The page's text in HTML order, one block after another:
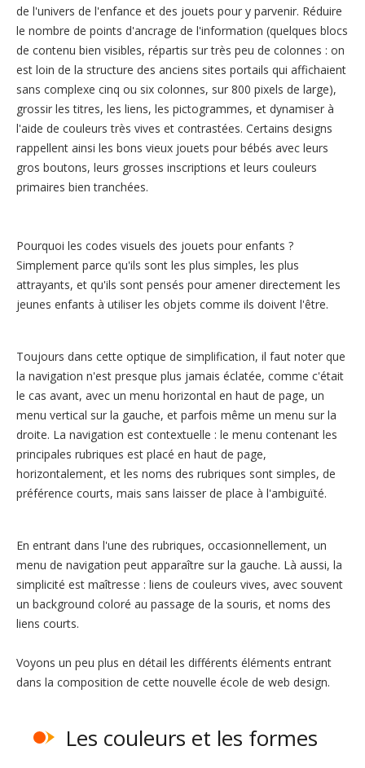
de l'univers de l'enfance et des jouets pour y parvenir. Réduire
le nombre de points d'ancrage de l'information (quelques blocs
de contenu bien visibles, répartis sur très peu de colonnes : on
est loin de la structure des anciens sites portails qui affichaient
sans complexe cinq ou six colonnes, sur 800 pixels de large),
grossir les titres, les liens, les pictogrammes, et dynamiser à
l'aide de couleurs très vives et contrastées. Certains designs
rappellent ainsi les bons vieux jouets pour bébés avec leurs
gros boutons, leurs grosses inscriptions et leurs couleurs
primaires bien tranchées.
Pourquoi les codes visuels des jouets pour enfants ?
Simplement parce qu'ils sont les plus simples, les plus
attrayants, et qu'ils sont pensés pour amener directement les
jeunes enfants à utiliser les objets comme ils doivent l'être.
Toujours dans cette optique de simplification, il faut noter que
la navigation n'est presque plus jamais éclatée, comme c'était
le cas avant, avec un menu horizontal en haut de page, un
menu vertical sur la gauche, et parfois même un menu sur la
droite. La navigation est contextuelle : le menu contenant les
principales rubriques est placé en haut de page,
horizontalement, et les noms des rubriques sont simples, de
préférence courts, mais sans laisser de place à l'ambiguïté.
En entrant dans l'une des rubriques, occasionnellement, un
menu de navigation peut apparaître sur la gauche. Là aussi, la
simplicité est maîtresse : liens de couleurs vives, avec souvent
un background coloré au passage de la souris, et noms des
liens courts.
Voyons un peu plus en détail les différents éléments entrant
dans la composition de cette nouvelle école de web design.
Les couleurs et les formes